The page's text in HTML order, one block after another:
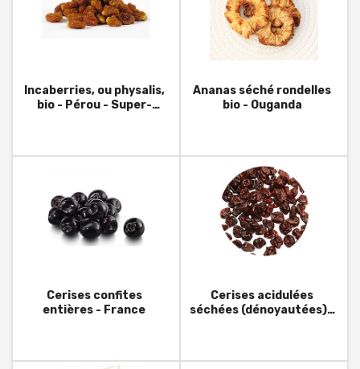
Incaberries, ou physalis,
bio - Pérou - Super-
Ananas séché rondelles
bio - Ouganda
Cerises confites
entières - France
Cerises acidulées
séchées (dénoyautées) -